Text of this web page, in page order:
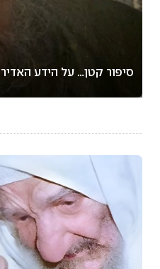
סיפור קטן… על הידע